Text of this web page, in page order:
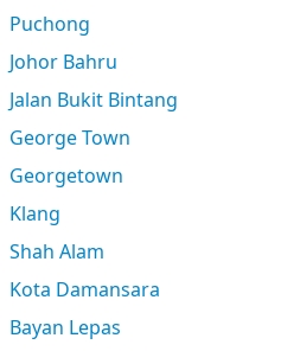
Puchong
Johor Bahru
Jalan Bukit Bintang
George Town
Georgetown
Klang
Shah Alam
Kota Damansara
Bayan Lepas